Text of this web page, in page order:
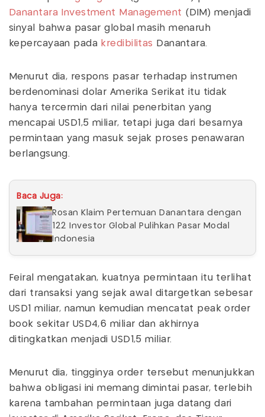
Danantara Investment Management (DIM) menjadi
sinyal bahwa pasar global masih menaruh
kepercayaan pada kredibilitas Danantara.
Menurut dia, respons pasar terhadap instrumen
berdenominasi dolar Amerika Serikat itu tidak
hanya tercermin dari nilai penerbitan yang
mencapai USD1,5 miliar, tetapi juga dari besarnya
permintaan yang masuk sejak proses penawaran
berlangsung.
Baca Juga:
Rosan Klaim Pertemuan Danantara dengan
122 Investor Global Pulihkan Pasar Modal
Indonesia
Feiral mengatakan, kuatnya permintaan itu terlihat
dari transaksi yang sejak awal ditargetkan sebesar
USD1 miliar, namun kemudian mencatat peak order
book sekitar USD4,6 miliar dan akhirnya
ditingkatkan menjadi USD1,5 miliar.
Menurut dia, tingginya order tersebut menunjukkan
bahwa obligasi ini memang dimintai pasar, terlebih
karena tambahan permintaan juga datang dari